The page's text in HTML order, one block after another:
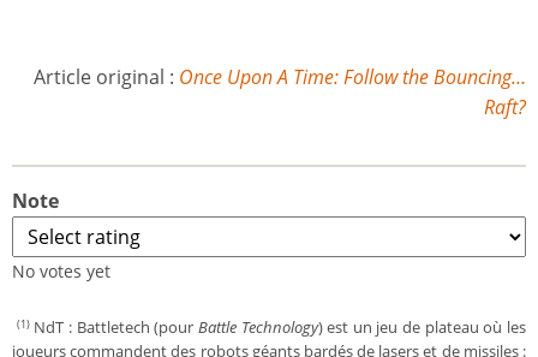
Article original : Once Upon A Time: Follow the Bouncing…
Raft?
Note
No votes yet
(1)NdT : Battletech (pour Battle Technology) est un jeu de plateau où les
joueurs commandent des robots géants bardés de lasers et de missiles :